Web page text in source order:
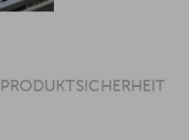
PRODUKTSICHERHEIT